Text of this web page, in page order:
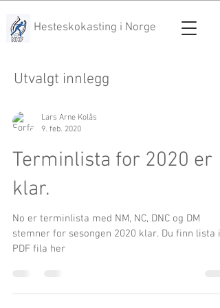
Hesteskokasting i Norge
Utvalgt innlegg
Lars Arne Kolås
9. feb. 2020
Terminlista for 2020 er
klar.
No er terminlista med NM, NC, DNC og DM
stemner for sesongen 2020 klar. Du finn lista i
PDF fila her